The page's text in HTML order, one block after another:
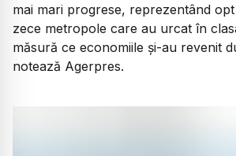
mai mari progrese, reprezentând
zece metropole care au urcat în
măsură ce economiile şi-au revenit
notează Agerpres.